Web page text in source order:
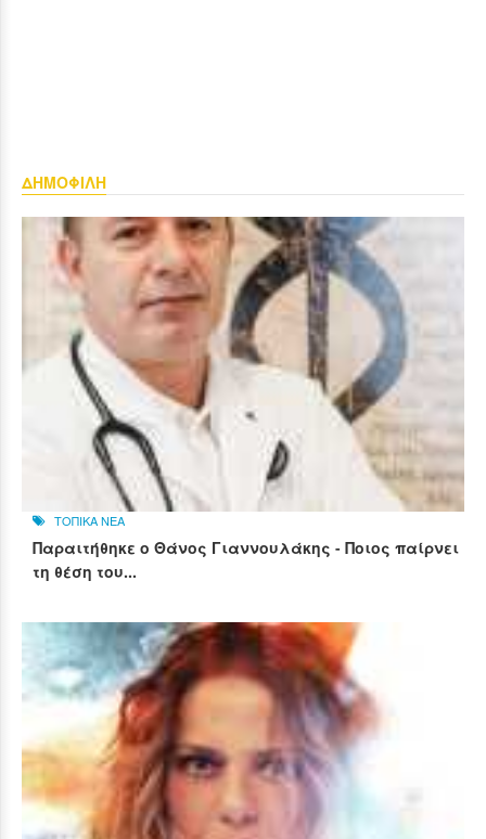
ΔΗΜΟΦΙΛΗ
ΤΟΠΙΚΑ ΝΕΑ
Παραιτήθηκε ο Θάνος Γιαννουλάκης - Ποιος παίρνει
τη θέση του...